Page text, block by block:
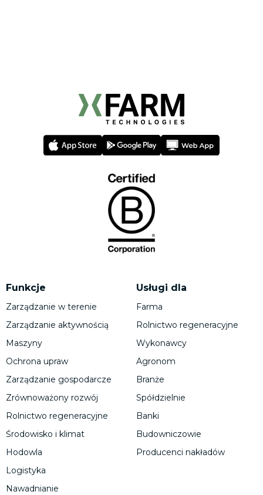
Funkcje
Zarządzanie w terenie
Zarządzanie aktywnością
Maszyny
Ochrona upraw
Zarządzanie gospodarcze
Zrównoważony rozwój
Rolnictwo regeneracyjne
Środowisko i klimat
Hodowla
Logistyka
Nawadnianie
Usługi dla
Farma
Rolnictwo regeneracyjne
Wykonawcy
Agronom
Branże
Spółdzielnie
Banki
Budowniczowie
Producenci nakładów